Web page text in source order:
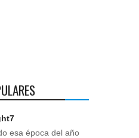
esa época del año